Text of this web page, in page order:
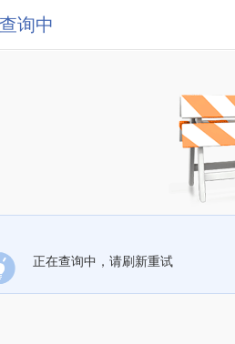
询中
正在查询中，请刷新重试